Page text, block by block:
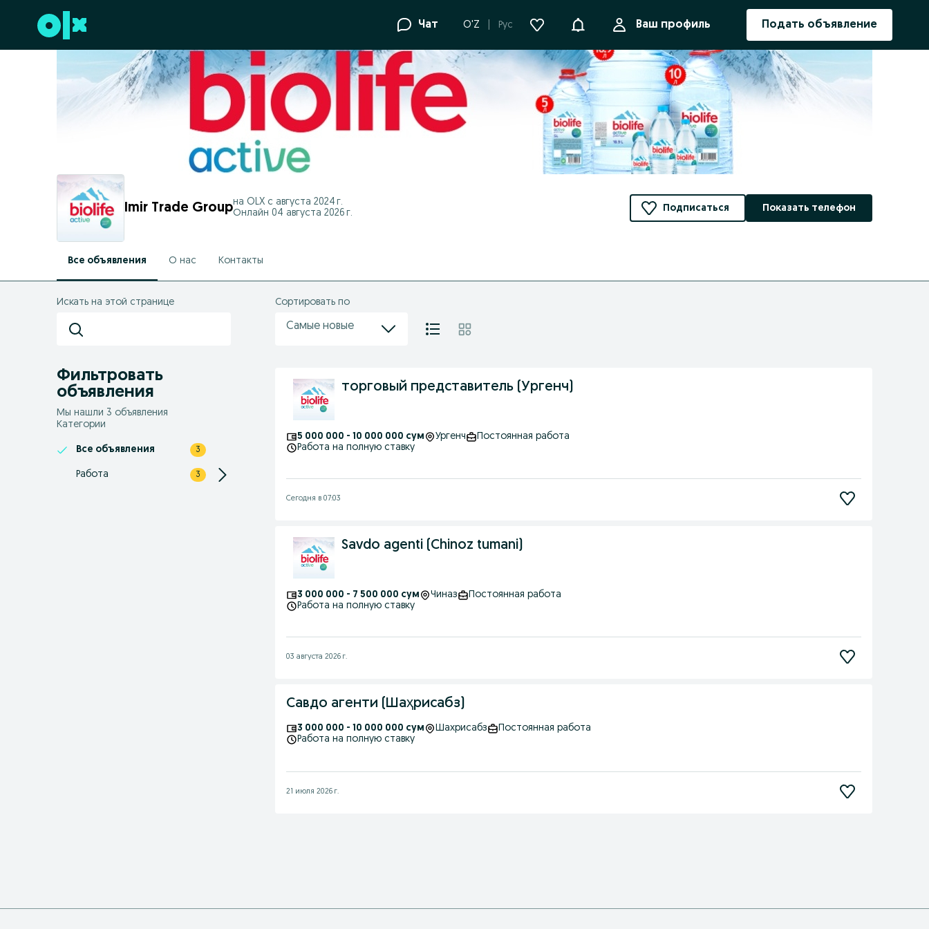
Перейти к нижнему колонтитулу Чат O'Z Рус УведомленияВаш профиль Подать объявление
Imir Trade Groupна OLX с августа 2024 г.
Онлайн 04 августа 2026 г.
Подписаться Показать телефон
Все объявления О нас Контакты
Искать на этой странице
Фильтровать
объявления
Мы нашли 3 объявления
Категории
Все объявления 3
Работа 3
Сортировать по
Самые новые
торговый представитель (Ургенч)
5 000 000 - 10 000 000 сум Ургенч
Постоянная работа
Работа на полную ставку
Сегодня в 07:03
Savdo agenti (Chinoz tumani)
3 000 000 - 7 500 000 сум Чиназ
Постоянная работа
Работа на полную ставку
03 августа 2026 г.
Савдо агенти (Шаҳрисабз)
3 000 000 - 10 000 000 сум Шахрисабз
Постоянная работа
Работа на полную ставку
21 июля 2026 г.